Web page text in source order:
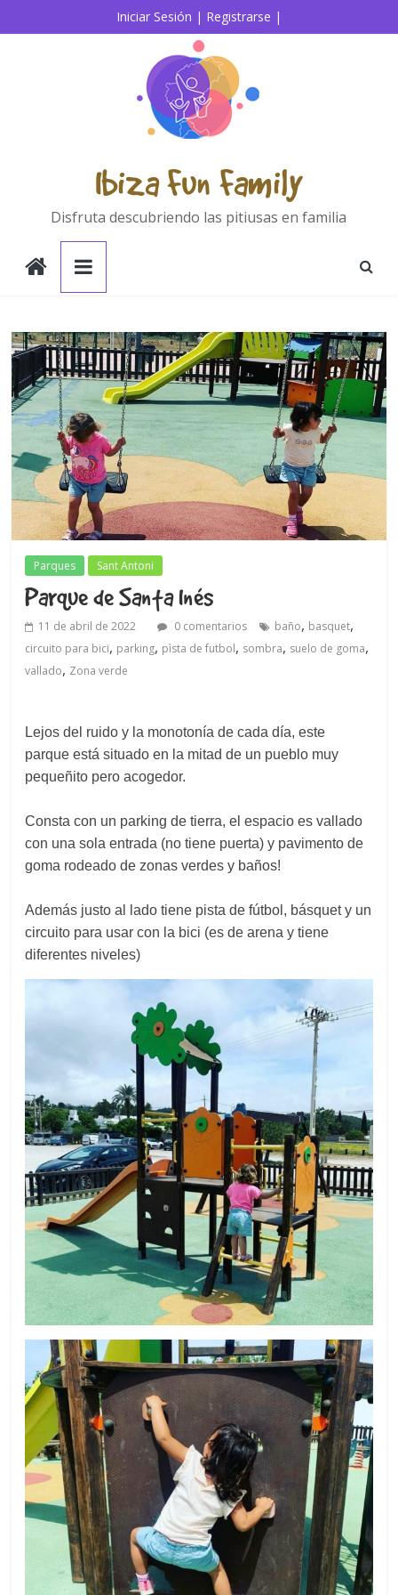
al
Iniciar Sesión | Registrarse |
Ibiza Fun Family
Disfruta descubriendo las pitiusas en familia
Parques Sant Antoni
Parque de Santa Inés
11 de abril de 2022 0 comentarios baño, basquet,
circuito para bici, parking, pìsta de futbol, sombra, suelo de goma,
vallado, Zona verde
Lejos del ruido y la monotonía de cada día, este
parque está situado en la mitad de un pueblo muy
pequeñito pero acogedor.
Consta con un parking de tierra, el espacio es vallado
con una sola entrada (no tiene puerta) y pavimento de
goma rodeado de zonas verdes y baños!
Además justo al lado tiene pista de fútbol, básquet y un
circuito para usar con la bici (es de arena y tiene
diferentes niveles)